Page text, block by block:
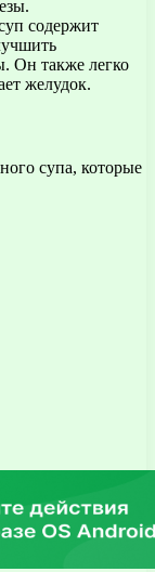
содержит
Он также легко
желудок.
супа, которые